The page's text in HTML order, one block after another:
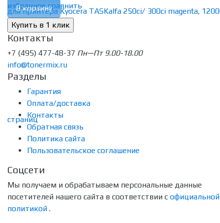
избранное сравнить
В корзину
Контакты
+7 (495) 477-48-37 Пн—Пт 9.00-18.00
info@tonermix.ru
Разделы
Гарантия
Оплата/доставка
Контакты
Обратная связь
Политика сайта
Пользовательское соглашение
Соцсети
Мы получаем и обрабатываем персональные данные
посетителей нашего сайта в соответствии с официальной
политикой .